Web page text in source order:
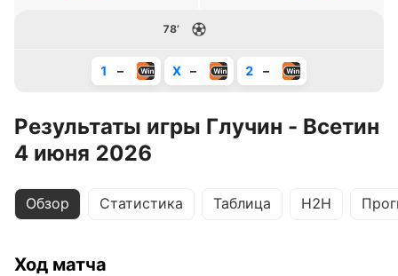
78’
1 – X – 2 –
Результаты игры Глучин - Всетин
4 июня 2026
Обзор Статистика Таблица H2H
Ход матча